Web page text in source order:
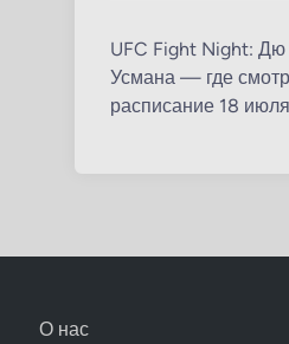
UFC Fight Night: Дю
Усмана — где
расписание 18
О нас